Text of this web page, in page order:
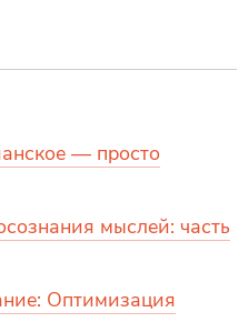
— просто
мыслей: часть
Оптимизация